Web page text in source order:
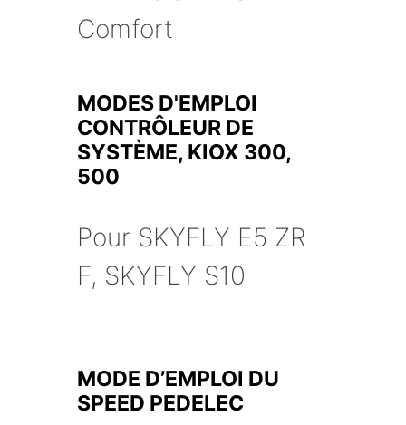
Comfort
MODES D'EMPLOI
CONTRÔLEUR DE
SYSTÈME, KIOX 300,
500
Pour SKYFLY E5 ZR
F, SKYFLY S10
MODE D’EMPLOI DU
SPEED PEDELEC